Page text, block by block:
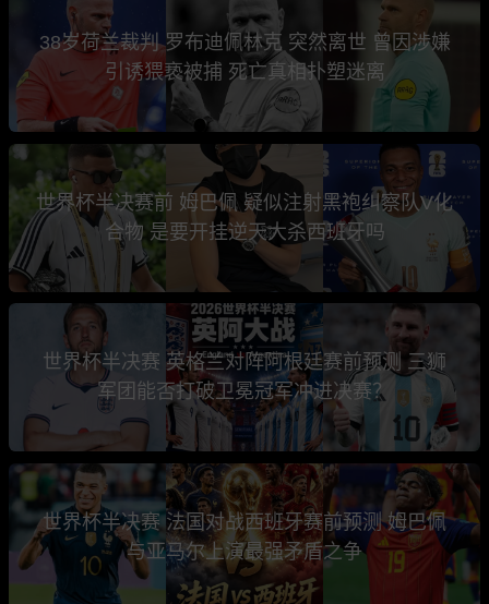
38岁荷兰裁判 罗布迪佩林克 突然离世 曾因涉嫌
引诱猥亵被捕 死亡真相扑塑迷离
世界杯半决赛前 姆巴佩 疑似注射黑袍纠察队V化
合物 是要开挂逆天大杀西班牙吗
世界杯半决赛 英格兰对阵阿根廷赛前预测 三狮
军团能否打破卫冕冠军冲进决赛？
世界杯半决赛 法国对战西班牙赛前预测 姆巴佩
与亚马尔上演最强矛盾之争